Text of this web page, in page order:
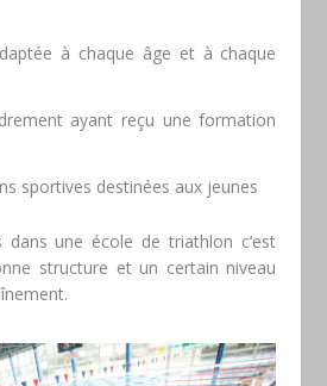
à chaque âge et à chaque
ayant reçu une formation
sportives destinées aux jeunes
dans une école de triathlon c’est
structure et un certain niveau